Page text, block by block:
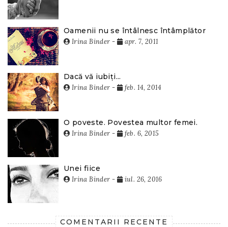
Oamenii nu se întâlnesc întâmplător
Irina Binder - apr. 7, 2011
Dacă vă iubiți...
Irina Binder - feb. 14, 2014
O poveste. Povestea multor femei.
Irina Binder - feb. 6, 2015
Unei fiice
Irina Binder - iul. 26, 2016
COMENTARII RECENTE